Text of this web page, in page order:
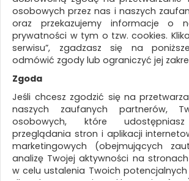
WSZYSTKIE KATEGORIE
FILTRY
REKLAMA
AKTUALNOŚCI
Artykuły do pisania i korygowania
ZNALEZIONYCH PRODUKTÓW: 1
osobowych przez nas i naszych
oraz przekazujemy informacje o
prywatności w tym o tzw. cookies.
serwisu”, zgadzasz się na
odmówić zgody lub ograniczyć jej
Zgoda
Jeśli chcesz zgodzić się na
naszych zaufanych partnerów,
osobowych, które
przeglądania stron i aplikacji
marketingowych (obejmujących
analizę Twojej aktywności na
w celu ustalenia Twoich